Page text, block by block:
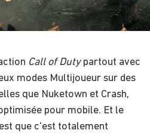
Call of Dutypartout avec
modes Multijoueur sur des
que Nuketown et Crash,
pour mobile. Et le
que c'est totalement